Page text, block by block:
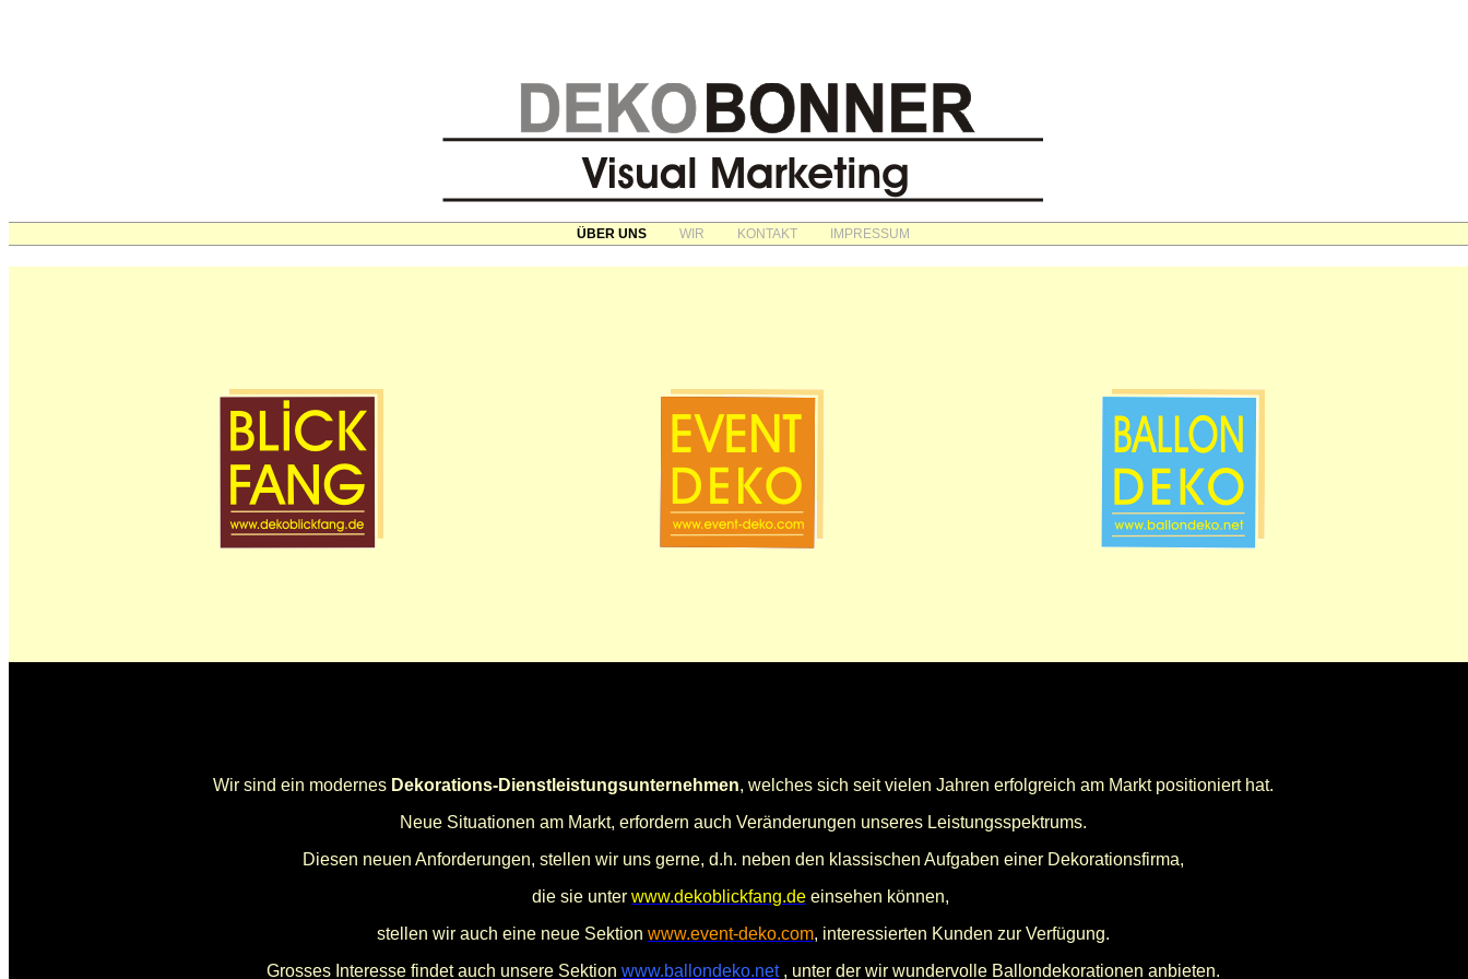
ÜBER UNS WIR KONTAKT IMPRESSUM
Wir sind ein modernes Dekorations-Dienstleistungsunternehmen, welches sich seit vielen Jahren erfolgreich am Markt positioniert hat.
Neue Situationen am Markt, erfordern auch Veränderungen unseres Leistungsspektrums.
Diesen neuen Anforderungen, stellen wir uns gerne, d.h. neben den klassischen Aufgaben einer Dekorationsfirma,
die sie unter www.dekoblickfang.de einsehen können,
stellen wir auch eine neue Sektion www.event-deko.com, interessierten Kunden zur Verfügung.
Grosses Interesse findet auch unsere Sektion www.ballondeko.net, unter der wir wundervolle Ballondekorationen anbieten.